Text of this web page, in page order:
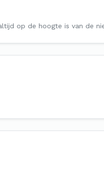
op de hoogte is van de